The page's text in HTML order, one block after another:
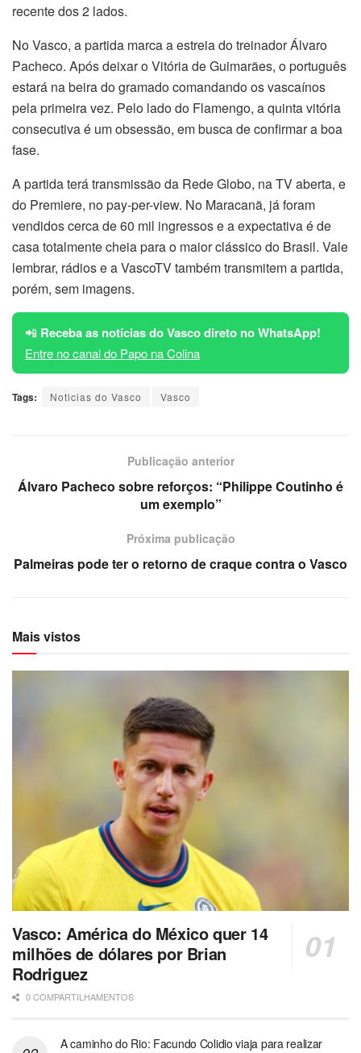
recente dos 2 lados.
No Vasco, a partida marca a estreia do treinador Álvaro
Pacheco. Após deixar o Vitória de Guimarães, o português
estará na beira do gramado comandando os vascaínos
pela primeira vez. Pelo lado do Flamengo, a quinta vitória
consecutiva é um obsessão, em busca de confirmar a boa
fase.
A partida terá transmissão da Rede Globo, na TV aberta, e
do Premiere, no pay-per-view. No Maracanã, já foram
vendidos cerca de 60 mil ingressos e a expectativa é de
casa totalmente cheia para o maior clássico do Brasil. Vale
lembrar, rádios e a VascoTV também transmitem a partida,
porém, sem imagens.
📲 Receba as notícias do Vasco direto no WhatsApp!
Entre no canal do Papo na Colina
Tags: Noticias do Vasco Vasco
Publicação anterior
Álvaro Pacheco sobre reforços: “Philippe Coutinho é
um exemplo”
Próxima publicação
Palmeiras pode ter o retorno de craque contra o Vasco
Mais vistos
Vasco: América do México quer 14
milhões de dólares por Brian
Rodriguez
0 COMPARTILHAMENTOS
A caminho do Rio: Facundo Colidio viaja para realizar